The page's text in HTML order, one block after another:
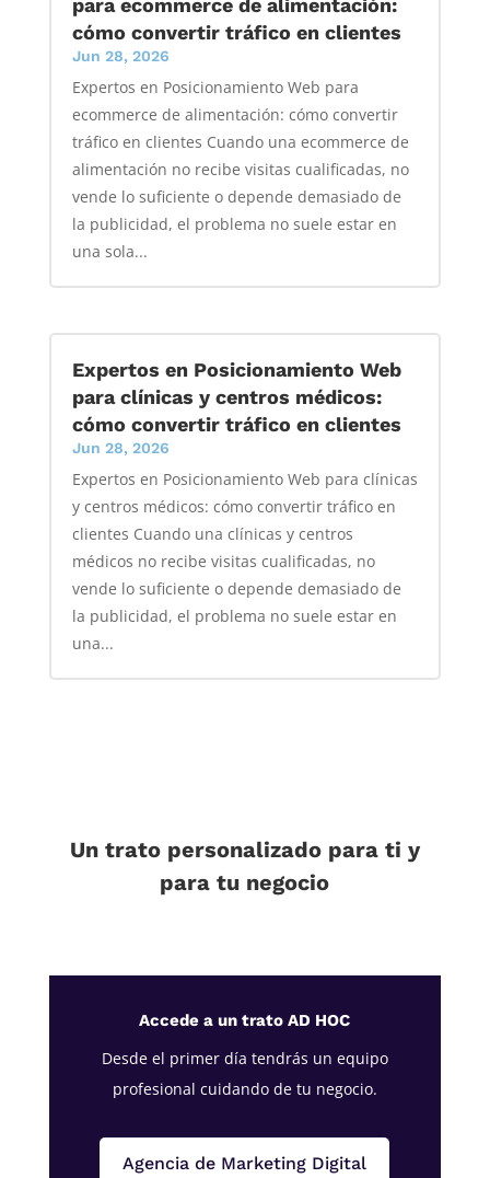
cómo convertir tráfico en clientes
Jun 28, 2026
Expertos en Posicionamiento Web para
ecommerce de alimentación: cómo convertir
tráfico en clientes Cuando una ecommerce de
alimentación no recibe visitas cualificadas, no
vende lo suficiente o depende demasiado de
la publicidad, el problema no suele estar en
una sola...
Expertos en Posicionamiento Web
para clínicas y centros médicos:
cómo convertir tráfico en clientes
Jun 28, 2026
Expertos en Posicionamiento Web para clínicas
y centros médicos: cómo convertir tráfico en
clientes Cuando una clínicas y centros
médicos no recibe visitas cualificadas, no
vende lo suficiente o depende demasiado de
la publicidad, el problema no suele estar en
una...
Un trato personalizado para ti y
para tu negocio
Accede a un trato AD HOC
Desde el primer día tendrás un equipo
profesional cuidando de tu negocio.
Agencia de Marketing Digital